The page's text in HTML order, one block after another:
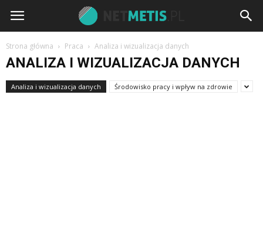
Strona główna Praca Analiza i wizualizacja danych
ANALIZA I WIZUALIZACJA DANYCH
Analiza i wizualizacja danych Środowisko pracy i wpływ na zdrowie